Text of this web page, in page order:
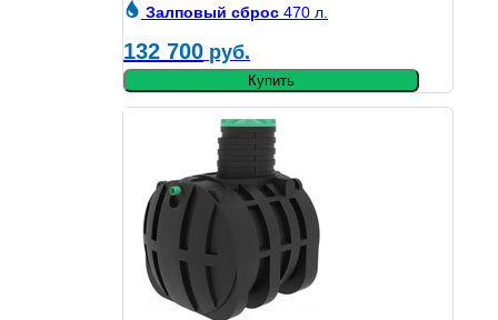
Залповый сброс 470 л.
132 700 руб.
Купить